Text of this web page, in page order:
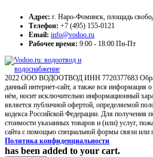
Адрес: г. Наро-Фоминск, площадь
Телефон: +7 (495) 155-0121
Email: info@vodoo.ru
Рабочее время: 9:00 - 18:00 Пн-Пт
2022 ООО ВОДООТВОД ИНН 7720377683
данный интернет-сайт, а также вся информация
нём, носит исключительно информационный
является публичной офертой, определяемой
кодекса Российской Федерации. Для получения
стоимости указанных товаров и (или) услуг,
сайта с помощью специальной формы связи или
Политика конфиденциальности
has been added to your cart.